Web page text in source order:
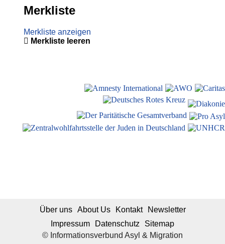
Merkliste
Merkliste anzeigen
Merkliste leeren
© Informationsverbund Asyl & Migration
Über uns About Us Kontakt
Newsletter
Impressum
Datenschutz Sitemap